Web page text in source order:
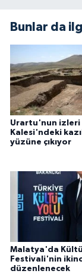
Bunlar da
Urartu'nun izleri
Kalesi'ndeki
yüzüne çıkıyor
Malatya'da
Festivali'nin
düzenlenecek